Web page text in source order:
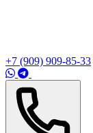
+7 (909) 909-85-33